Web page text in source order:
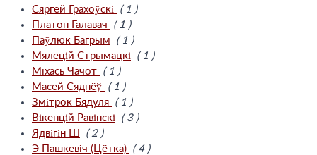
Сяргей Грахоўскі ( 1 )
Платон Галавач
( 1 )
Паўлюк Багрым
( 1 )
Мялецій Стрымацкі ( 1 )
Мiхась Чачот ( 1 )
Масей Сяднёў ( 1 )
Змітрок Бядуля ( 1 )
Вікенцій Равінскі ( 3 )
Ядвігін Ш
( 2 )
Э Пашкевiч (Цётка) ( 4 )